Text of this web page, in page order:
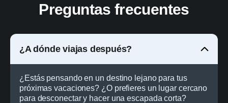
Preguntas frecuentes
¿A dónde viajas después?
¿Estás pensando en un destino lejano para tus
próximas vacaciones? ¿O prefieres un lugar cercano
para desconectar y hacer una escapada corta?